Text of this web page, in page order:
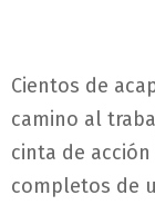
Cientos de
camino al
cinta de
completos de